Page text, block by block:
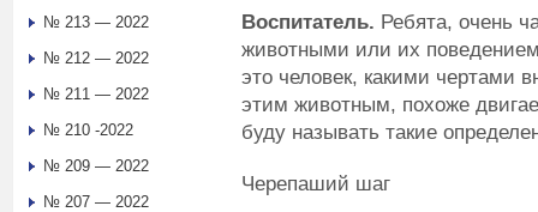
Воспитатель. Ребята, очень
животными или их
это человек, какими чертами
этим животным, похоже
буду называть такие
Черепаший шаг
№ 213 — 2022
№ 212 — 2022
№ 211 — 2022
№ 210 -2022
№ 209 — 2022
№ 207 — 2022